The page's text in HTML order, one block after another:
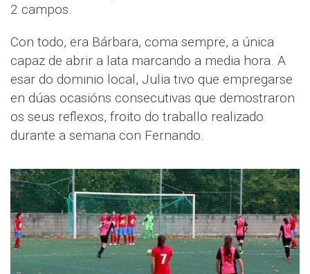
2 campos.
Con todo, era Bárbara, coma sempre, a única
capaz de abrir a lata marcando a media hora. A
esar do dominio local, Julia tivo que empregarse
en dúas ocasións consecutivas que demostraron
os seus reflexos, froito do traballo realizado
durante a semana con Fernando.